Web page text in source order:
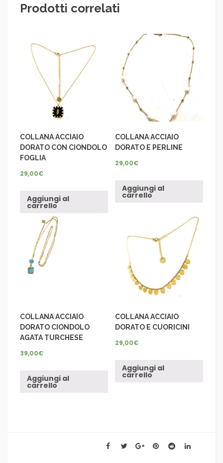
Prodotti correlati
COLLANA ACCIAIO
DORATO CON CIONDOLO
FOGLIA
29,00€
Aggiungi al
carrello
COLLANA ACCIAIO
DORATO E PERLINE
29,00€
Aggiungi al
carrello
COLLANA ACCIAIO
DORATO CIONDOLO
AGATA TURCHESE
39,00€
Aggiungi al
carrello
COLLANA ACCIAIO
DORATO E CUORICINI
29,00€
Aggiungi al
carrello